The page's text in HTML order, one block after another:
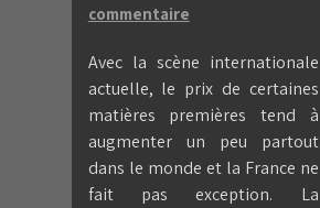
commentaire
Avec la scène internationale
actuelle, le prix de certaines
matières premières tend à
augmenter un peu partout
dans le monde et la France ne
fait pas exception. La